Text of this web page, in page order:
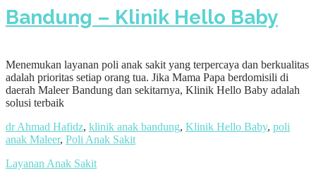
Bandung – Klinik Hello Baby
Menemukan layanan poli anak sakit yang terpercaya dan berkualitas
adalah prioritas setiap orang tua. Jika Mama Papa berdomisili di
daerah Maleer Bandung dan sekitarnya, Klinik Hello Baby adalah
solusi terbaik
dr Ahmad Hafidz, klinik anak bandung, Klinik Hello Baby, poli
anak Maleer, Poli Anak Sakit
Layanan Anak Sakit